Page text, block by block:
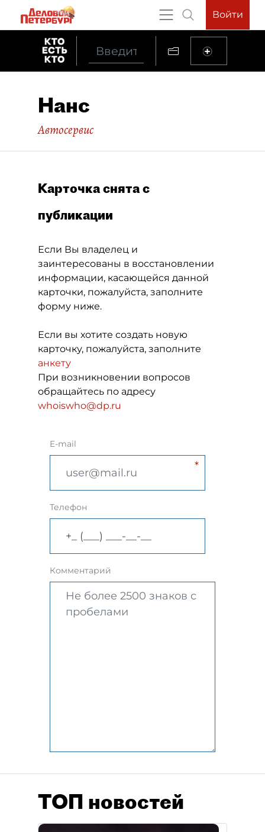
Войти
Нанс
Автосервис
Карточка снята с
публикации
Если Вы владелец и
заинтересованы в восстановлении
информации, касающейся данной
карточки, пожалуйста, заполните
форму ниже.
Если вы хотите создать новую
карточку, пожалуйста, заполните
анкету
При возникновении вопросов
обращайтесь по адресу
whoiswho@dp.ru
E-mail
Телефон
Комментарий
ТОП новостей